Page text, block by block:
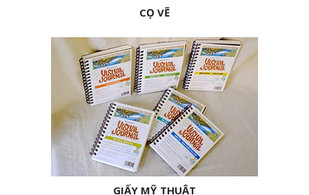
CỌ VẼ
GIẤY MỸ THUẬT